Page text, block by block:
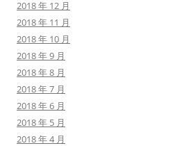
2018 年 12 月
2018 年 11 月
2018 年 10 月
2018 年 9 月
2018 年 8 月
2018 年 7 月
2018 年 6 月
2018 年 5 月
2018 年 4 月